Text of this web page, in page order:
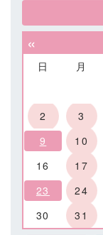
«
日 月
2
3
9
10
16
17
23
24
30
31